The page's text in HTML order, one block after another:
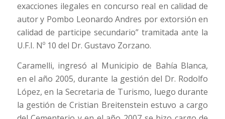
exacciones ilegales en concurso real en calidad de
autor y Pombo Leonardo Andres por extorsión en
calidad de participe secundario” tramitada ante la
U.F.I. Nº 10 del Dr. Gustavo Zorzano.
Caramelli, ingresó al Municipio de Bahía Blanca,
en el año 2005, durante la gestión del Dr. Rodolfo
López, en la Secretaria de Turismo, luego durante
la gestión de Cristian Breitenstein estuvo a cargo